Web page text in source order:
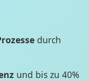
durch
und bis zu 40%